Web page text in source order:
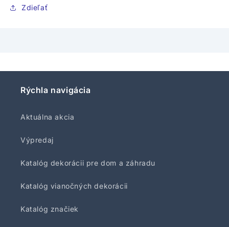
Zdieľať
Rýchla navigácia
Aktuálna akcia
Výpredaj
Katalóg dekorácii pre dom a záhradu
Katalóg vianočných dekorácii
Katalóg značiek